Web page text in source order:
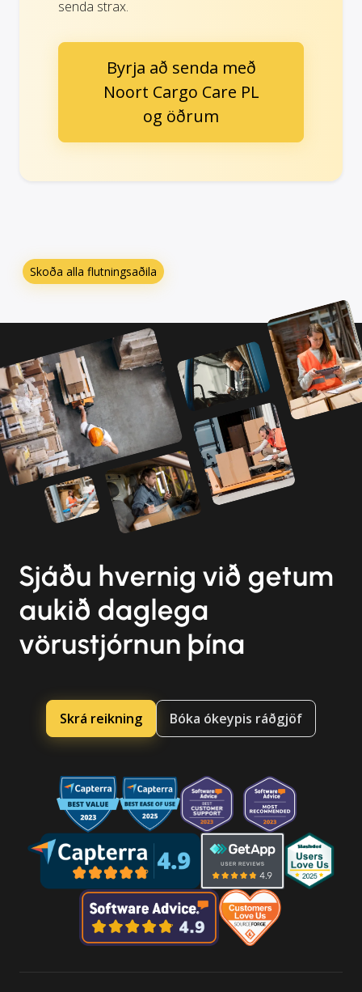
senda strax.
Byrja að senda með
Noort Cargo Care PL
og öðrum
Skoða alla flutningsaðila
Sjáðu hvernig við getum
aukið daglega
vörustjórnun þína
Skrá reikning Bóka ókeypis ráðgjöf